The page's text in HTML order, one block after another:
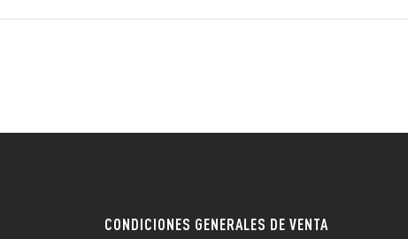
CONDICIONES GENERALES DE VENTA